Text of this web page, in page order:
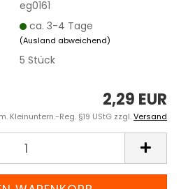
eg0161
ca. 3-4 Tage
(Ausland abweichend)
5 Stück
2,29 EUR
Kleinuntern.-Reg. §19 UStG zzgl.Versand